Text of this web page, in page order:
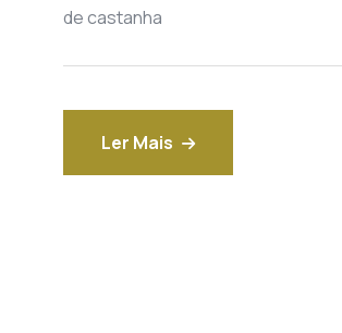
de castanha
Ler Mais